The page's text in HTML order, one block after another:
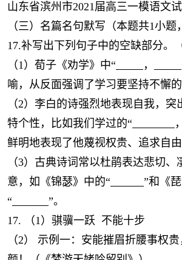
山东省滨州市2021届高三一模语文
（三）名篇名句默写（本题共1小题
17.补写出下列句子中的空缺部分。（
（1）荀子《劝学》中“
，
喻，从反面强调了学习要坚持不懈的
（2）李白的诗强烈地表现自我，
特个性，比如我们学过的“
，
鲜明地表现了他蔑视权贵、追求自由
（3）古典诗词常以杜鹃表达悲切
意，如《锦瑟》中的“
”和《
“
”。
17. （1）骐骥一跃 不能十步
（2） 示例一：安能摧眉折腰事权